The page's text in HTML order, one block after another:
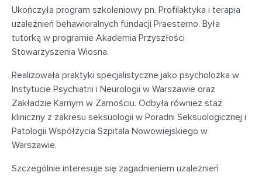
Ukończyła program szkoleniowy pn. Profilaktyka i terapia
uzależnień behawioralnych fundacji Praesterno. Była
tutorką w programie Akademia Przyszłości
Stowarzyszenia Wiosna.
Realizowała praktyki specjalistyczne jako psycholożka w
Instytucie Psychiatrii i Neurologii w Warszawie oraz
Zakładzie Karnym w Zamościu. Odbyła również staż
kliniczny z zakresu seksuologii w Poradni Seksuologicznej i
Patologii Współżycia Szpitala Nowowiejskiego w
Warszawie.
Szczególnie interesuje się zagadnieniem uzależnień